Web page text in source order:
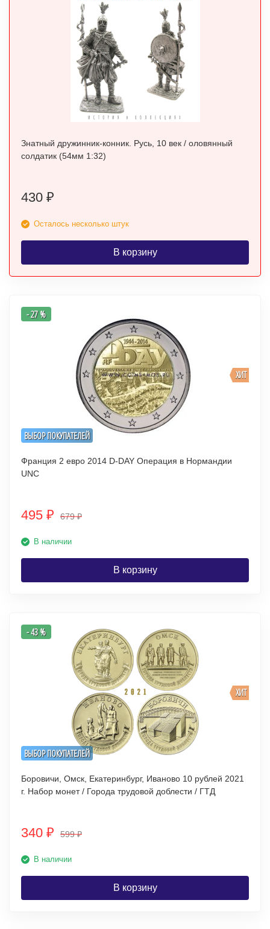
Знатный дружинник-конник. Русь, 10 век / оловянный
солдатик (54мм 1:32)
430 ₽
Осталось несколько штук
В корзину
ВЫБОР ПОКУПАТЕЛЕЙ
ХИТ
- 27 %
Франция 2 евро 2014 D-DAY Операция в Нормандии
UNC
495 ₽ 679₽
В наличии
В корзину
ВЫБОР ПОКУПАТЕЛЕЙ
ХИТ
- 43 %
Боровичи, Омск, Екатеринбург, Иваново 10 рублей 2021
г. Набор монет / Города трудовой доблести / ГТД
340 ₽ 599₽
В наличии
В корзину